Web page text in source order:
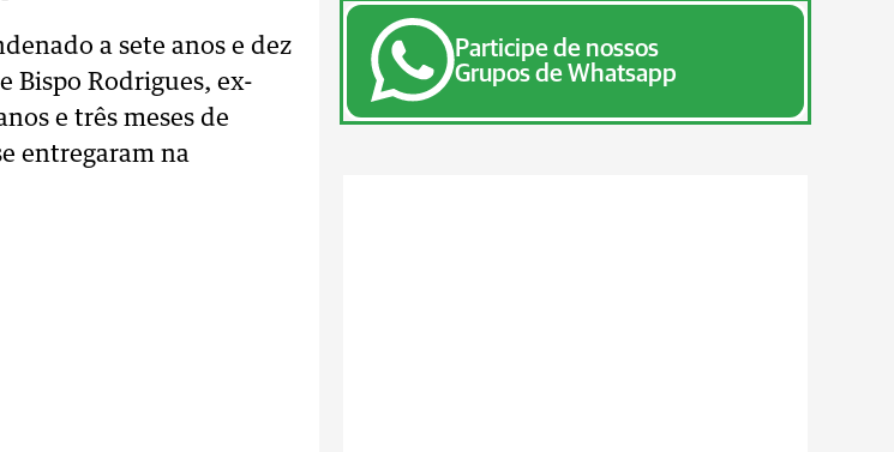
a sete anos e dez
Bispo Rodrigues, ex-
e três meses de
entregaram na
Participe de nossos
Grupos de Whatsapp